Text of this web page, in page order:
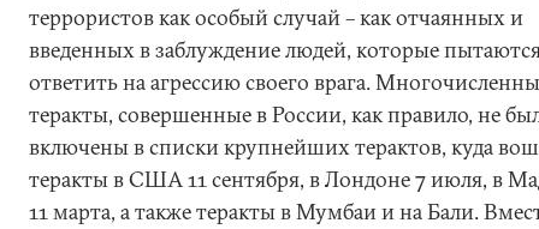
террористов как особый случай – как отчаянных и
введенных в заблуждение людей, которые
ответить на агрессию своего врага.
теракты, совершенные в России, как правило, не
включены в списки крупнейших терактов, куда
теракты в США 11 сентября, в Лондоне 7 июля, в
11 марта, а также теракты в Мумбаи и на Бали.